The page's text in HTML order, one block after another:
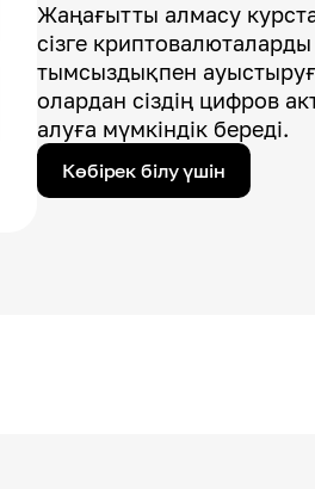
Жаңағытты алмасу
сізге
тымсыздықпен
олардан сіздің цифров
алуға мүмкіндік береді.
Көбірек білу үшін